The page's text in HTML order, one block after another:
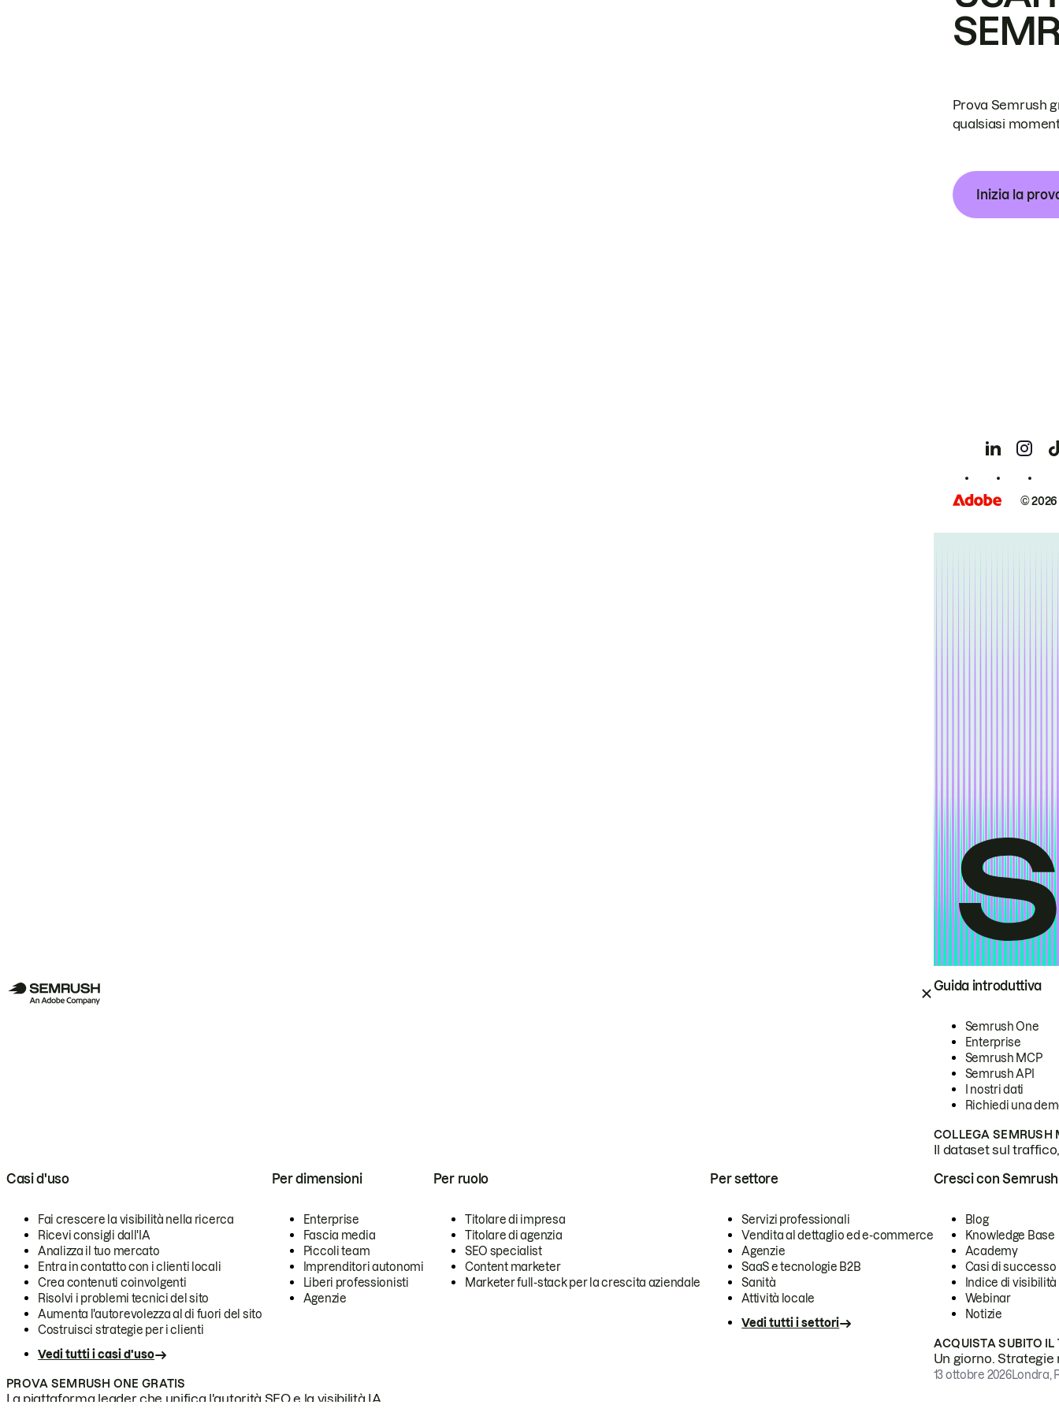
Guida introduttiva
Semrush One
Enterprise
Semrush MCP
Semrush API
I nostri dati
Richiedi una
COLLEGA SEMRUSH
Il dataset sul
Casi d'uso
Fai crescere la visibilità nella ricerca
Ricevi consigli dall'IA
Analizza il tuo mercato
Entra in contatto con i clienti locali
Crea contenuti coinvolgenti
Risolvi i problemi tecnici del sito
Aumenta l'autorevolezza al di fuori del sito
Costruisci strategie per i clienti
Vedi tutti i casi d'uso
Per dimensioni
Enterprise
Fascia media
Piccoli team
Imprenditori autonomi
Liberi professionisti
Agenzie
Per ruolo
Titolare di impresa
Titolare di agenzia
SEO specialist
Content marketer
Marketer full-stack per la crescita aziendale
Per settore
Servizi professionali
Vendita al dettaglio ed e-commerce
Agenzie
SaaS e tecnologie B2B
Sanità
Attività locale
Vedi tutti i settori
PROVA SEMRUSH ONE GRATIS
La piattaforma leader che unifica l'autorità SEO e la visibilità IA.
Cresci con Semrush
Blog
Knowledge Base
Academy
Casi di successo
Indice di visibilità
Webinar
Notizie
ACQUISTA SUBITO IL
Un giorno.
13 ottobre 2026Londra,
Prova Semrush
qualsiasi
Inizia la
©